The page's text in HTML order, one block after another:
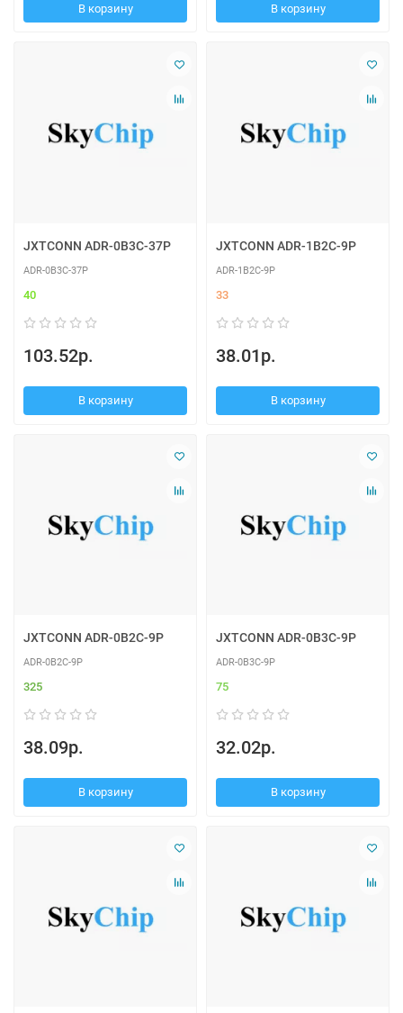
В корзину В корзину
JXTCONN ADR-0B3C-37P
ADR-0B3C-37P
40
103.52р.
В корзину
JXTCONN ADR-1B2C-9P
ADR-1B2C-9P
33
38.01р.
В корзину
JXTCONN ADR-0B2C-9P
ADR-0B2C-9P
325
38.09р.
В корзину
JXTCONN ADR-0B3C-9P
ADR-0B3C-9P
75
32.02р.
В корзину